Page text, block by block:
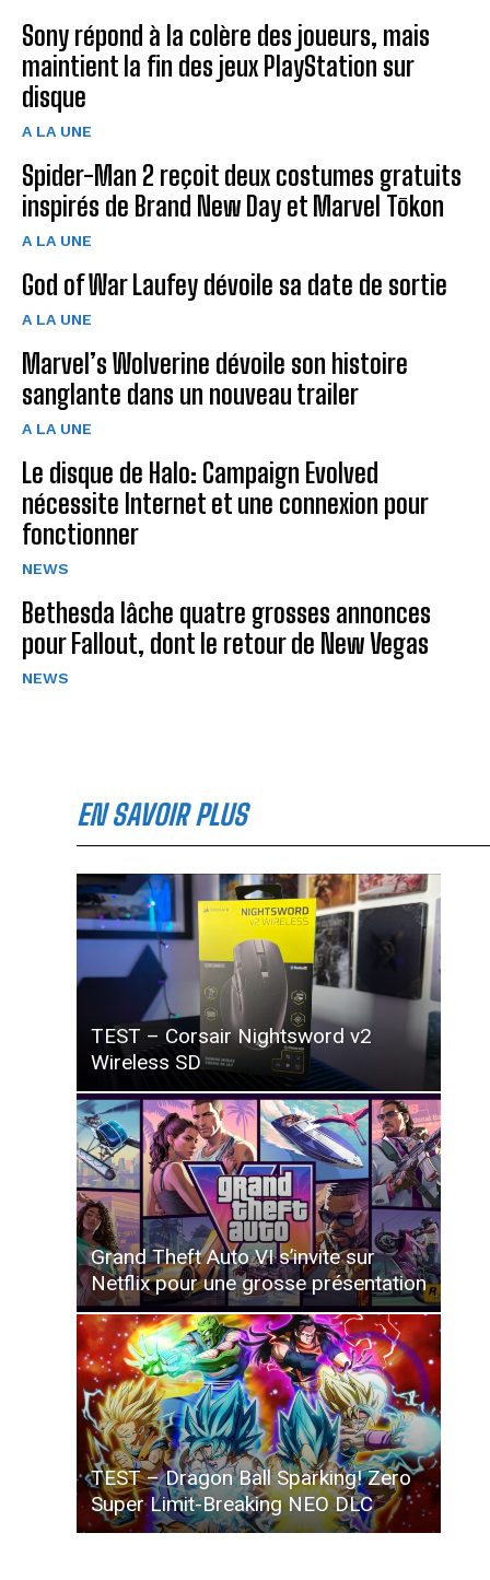
Sony répond à la colère des joueurs, mais
maintient la fin des jeux PlayStation sur
disque
A LA UNE
Spider-Man 2 reçoit deux costumes gratuits
inspirés de Brand New Day et Marvel Tōkon
A LA UNE
God of War Laufey dévoile sa date de sortie
A LA UNE
Marvel’s Wolverine dévoile son histoire
sanglante dans un nouveau trailer
A LA UNE
Le disque de Halo: Campaign Evolved
nécessite Internet et une connexion pour
fonctionner
NEWS
Bethesda lâche quatre grosses annonces
pour Fallout, dont le retour de New Vegas
NEWS
EN SAVOIR PLUS
TEST – Corsair Nightsword v2
Wireless SD
Grand Theft Auto VI s’invite sur
Netflix pour une grosse présentation
TEST – Dragon Ball Sparking! Zero
Super Limit-Breaking NEO DLC